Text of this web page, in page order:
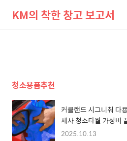
KM의 착한 창고 보고서
청소용품추천
커클랜드 시그니춰 다
세사 청소타월 가성비
2025.10.13